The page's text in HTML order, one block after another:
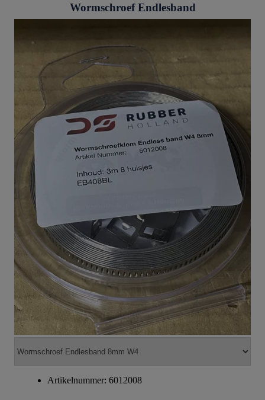
Wormschroef Endlesband
Artikelnummer: 6012008